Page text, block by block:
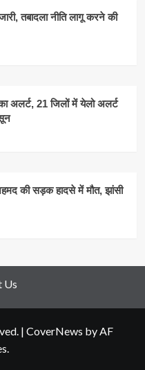
तबादला नीति लागू करने की
अलर्ट, 21 जिलों में येलो अलर्ट
की सड़क हादसे में मौत, झांसी
Us
| CoverNews by AF